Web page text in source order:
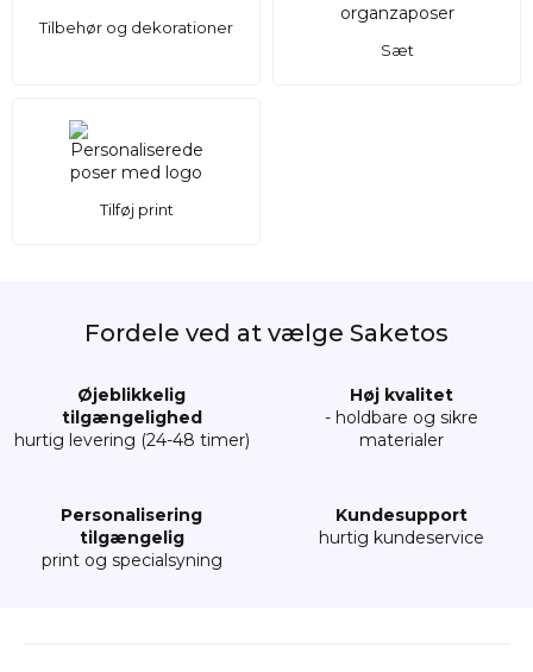
Tilbehør og dekorationer
Sæt
Tilføj print
Fordele ved at vælge Saketos
Øjeblikkelig
tilgængelighed
hurtig levering (24-48 timer)
Høj kvalitet
- holdbare og sikre
materialer
Personalisering
tilgængelig
print og specialsyning
Kundesupport
hurtig kundeservice